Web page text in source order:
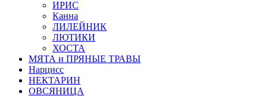
ИРИС
Канна
ЛИЛЕЙНИК
ЛЮТИКИ
ХОСТА
МЯТА и ПРЯНЫЕ ТРАВЫ
Нарцисс
НЕКТАРИН
ОВСЯНИЦА